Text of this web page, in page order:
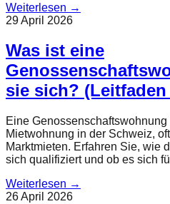
Weiterlesen →
29 April 2026
Was ist eine
sie sich? (Leitfaden
Eine
Mietwohnung in der Schweiz,
Marktmieten. Erfahren Sie, wie
sich qualifiziert und ob es sich
Weiterlesen →
26 April 2026